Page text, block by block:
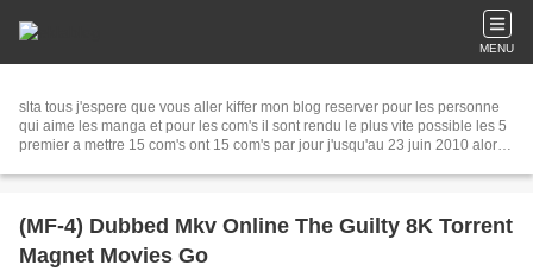
MENU
slta tous j'espere que vous aller kiffer mon blog reserver pour les personne
qui aime les manga et pour les com's il sont rendu le plus vite possible les 5
premier a mettre 15 com's ont 15 com's par jour j'usqu'au 23 juin 2010 alor a
(MF-4) Dubbed Mkv Online The Guilty 8K Torrent
Magnet Movies Go